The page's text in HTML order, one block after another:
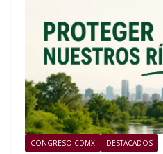
CONGRESO CDMX DESTACADOS